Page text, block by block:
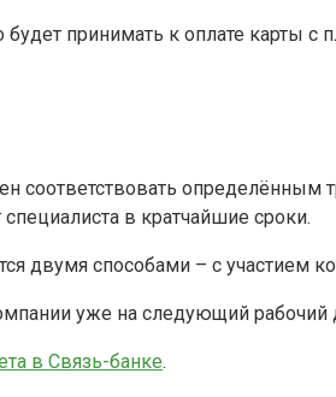
принимать к оплате карты с
соответствовать
в кратчайшие сроки.
двумя способами – с участием
уже на следующий рабочий
в Связь-банке.